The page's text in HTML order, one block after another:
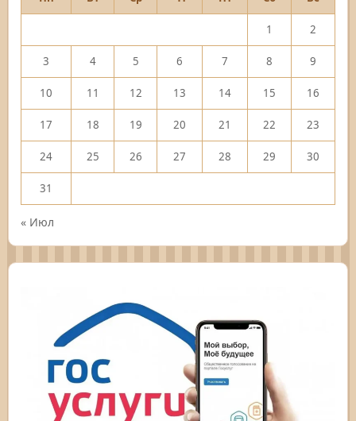
1 2
3 4 5 6 7 8 9
10 11 12 13 14 15 16
17 18 19 20 21 22 23
24 25 26 27 28 29 30
31
« Июл